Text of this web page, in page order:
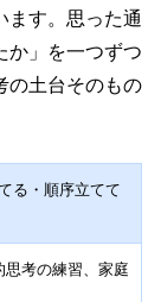
ます。思った通
か」を一つずつ
の土台そのもの
る・順序立てて
考の練習、家庭